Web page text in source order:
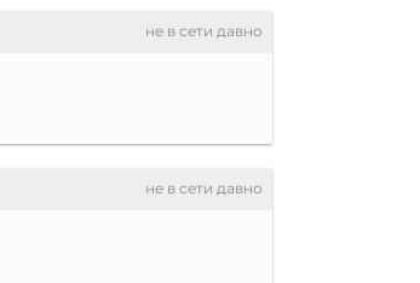
не в сети давно
не в сети давно